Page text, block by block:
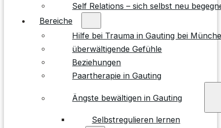
Self Relations – sich selbst neu
Bereiche
Hilfe bei Trauma in Gauting bei
überwältigende Gefühle
Beziehungen
Paartherapie in Gauting
Ängste bewältigen in Gauting
Selbstregulieren lernen